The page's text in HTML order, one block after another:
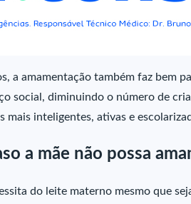
a amamentação também faz bem
social, diminuindo o número de
mais inteligentes, ativas e
a mãe não possa
do leite materno mesmo que